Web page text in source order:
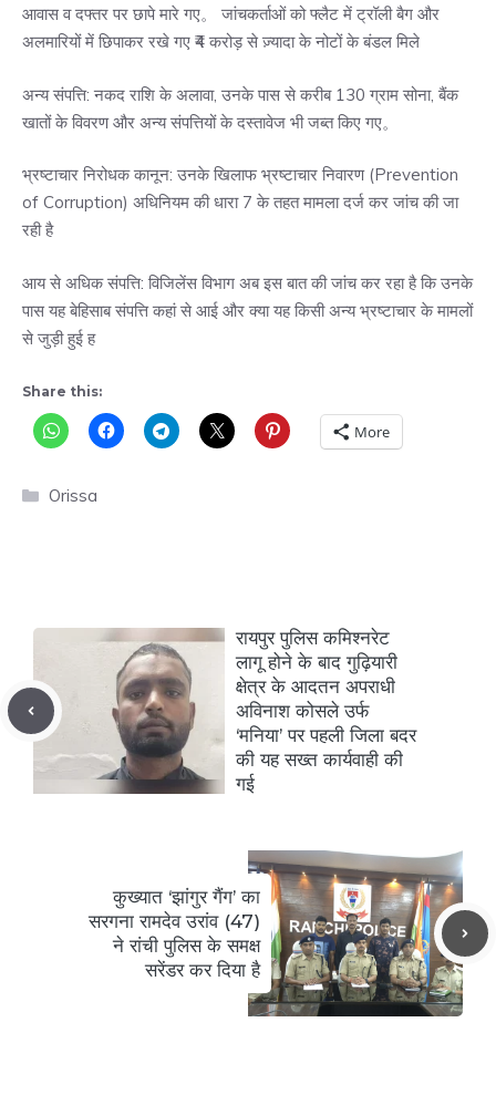
आवास व दफ्तर पर छापे मारे गए。 जांचकर्ताओं को फ्लैट में ट्रॉली बैग और
अलमारियों में छिपाकर रखे गए ₹4 करोड़ से ज़्यादा के नोटों के बंडल मिले
अन्य संपत्ति: नकद राशि के अलावा, उनके पास से करीब 130 ग्राम सोना, बैंक
खातों के विवरण और अन्य संपत्तियों के दस्तावेज भी जब्त किए गए。
भ्रष्टाचार निरोधक कानून: उनके खिलाफ भ्रष्टाचार निवारण (Prevention
of Corruption) अधिनियम की धारा 7 के तहत मामला दर्ज कर जांच की जा
रही है
आय से अधिक संपत्ति: विजिलेंस विभाग अब इस बात की जांच कर रहा है कि उनके
पास यह बेहिसाब संपत्ति कहां से आई और क्या यह किसी अन्य भ्रष्टाचार के मामलों
से जुड़ी हुई ह
Share this:
More
Categories
Orissa
रायपुर पुलिस कमिश्नरेट
लागू होने के बाद गुढ़ियारी
क्षेत्र के आदतन अपराधी
अविनाश कोसले उर्फ
‘मनिया’ पर पहली जिला बदर
की यह सख्त कार्यवाही की
गई
कुख्यात ‘झांगुर गैंग’ का
सरगना रामदेव उरांव (47)
ने रांची पुलिस के समक्ष
सरेंडर कर दिया है